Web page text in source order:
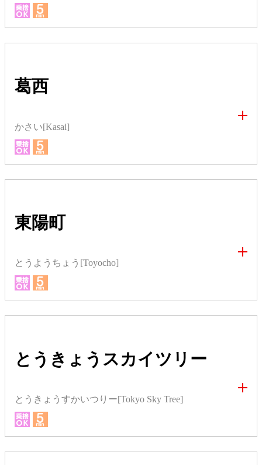
葛西
かさい[Kasai]
東陽町
とうようちょう[Toyocho]
とうきょうスカイツリー
とうきょうすかいつりー[Tokyo Sky Tree]